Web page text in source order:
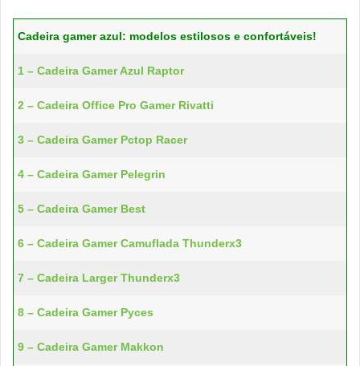
Cadeira gamer azul: modelos estilosos e confortáveis!
1 – Cadeira Gamer Azul Raptor
2 – Cadeira Office Pro Gamer Rivatti
3 – Cadeira Gamer Pctop Racer
4 – Cadeira Gamer Pelegrin
5 – Cadeira Gamer Best
6 – Cadeira Gamer Camuflada Thunderx3
7 – Cadeira Larger Thunderx3
8 – Cadeira Gamer Pyces
9 – Cadeira Gamer Makkon